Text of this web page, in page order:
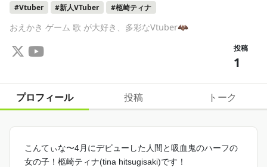
#Vtuber #新人VTuber #柩崎ティナ
おえかき ゲーム 歌 が大好き、多彩なVtuber🦇
投稿
1
プロフィール 投稿 トーク
こんてぃな〜4月にデビューした人間と吸血鬼のハーフの
女の子！柩崎ティナ(tina hitsugisaki)です！